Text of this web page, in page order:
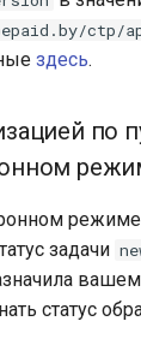
ctp/
здесь.
по
задачи
статус